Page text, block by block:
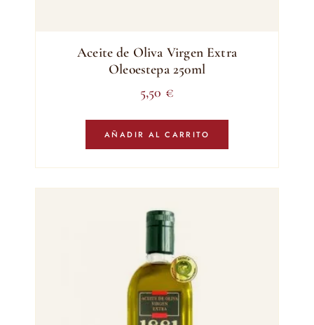
Aceite de Oliva Virgen Extra
Oleoestepa 250ml
5,50 €
AÑADIR AL CARRITO